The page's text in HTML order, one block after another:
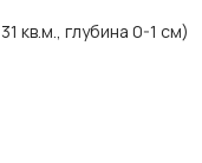
кв.м., глубина 0-1 см)